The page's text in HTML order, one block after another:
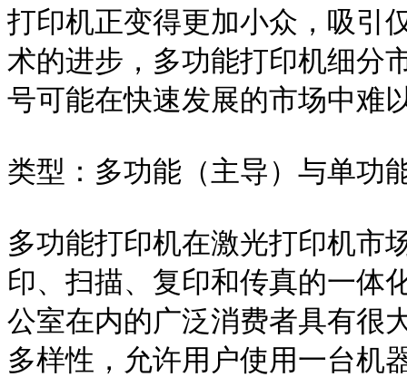
打印机正变得更加小众，吸引
术的进步，多功能打印机细分
号可能在快速发展的市场中难
类型：多功能（主导）与单功
多功能打印机在激光打印机市
印、扫描、复印和传真的一体
公室在内的广泛消费者具有很
多样性，允许用户使用一台机